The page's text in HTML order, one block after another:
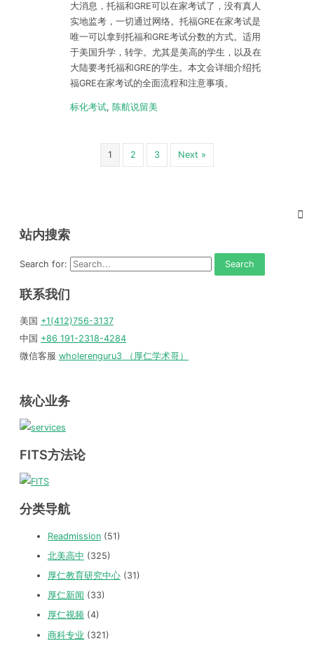
大消息，托福和GRE可以在家考试了，没有真人
实地监考，一切通过网络。托福GRE在家考试是
唯一可以拿到托福和GRE考试分数的方式。适用
于美国升学，转学。尤其是美高的学生，以及在
大陆要考托福和GRE的学生。本文会详细介绍托
福GRE在家考试的全面流程和注意事项。
标化考试, 陈航说留美
1 2 3 Next »
站内搜索
Search for:
联系我们
美国 +1(412)756-3137
中国 +86 191-2318-4284
微信客服 wholerenguru3 （厚仁学术哥）
核心业务
FITS方法论
分类导航
Readmission (51)
北美高中 (325)
厚仁教育研究中心 (31)
厚仁新闻 (33)
厚仁视频 (4)
商科专业 (321)